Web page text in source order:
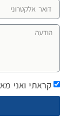
קראתי ואני